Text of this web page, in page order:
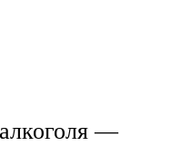
—